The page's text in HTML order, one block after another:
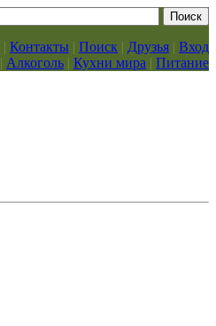
| Контакты | Поиск | Друзья | Вход
| Алкоголь | Кухни мира | Питание